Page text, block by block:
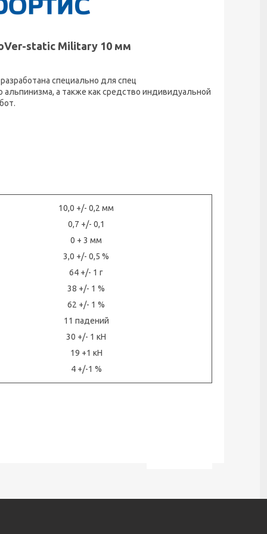
static Military 10 мм
специально для спец
а также как средство индивидуальной
10,0 +/- 0,2 мм
0,7 +/- 0,1
0 + 3 мм
3,0 +/- 0,5 %
64 +/- 1 г
38 +/- 1 %
62 +/- 1 %
11 падений
30 +/- 1 кН
19 +1 кН
4 +/-1 %